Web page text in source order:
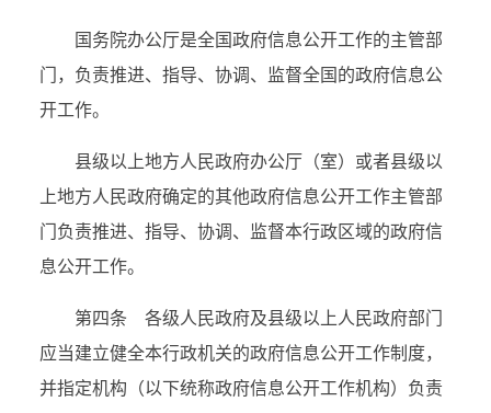
国务院办公厅是全国政府信息公开工作的主管部
门，负责推进、指导、协调、监督全国的政府信息公
开工作。
县级以上地方人民政府办公厅（室）或者县级以
上地方人民政府确定的其他政府信息公开工作主管部
门负责推进、指导、协调、监督本行政区域的政府信
息公开工作。
第四条 各级人民政府及县级以上人民政府部门
应当建立健全本行政机关的政府信息公开工作制度，
并指定机构（以下统称政府信息公开工作机构）负责